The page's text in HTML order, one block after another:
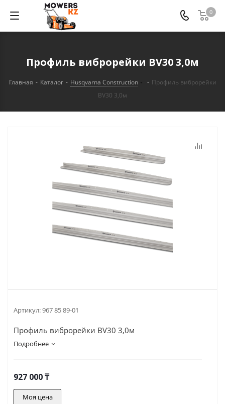
0
Профиль виброрейки BV30 3,0м
Главная - Каталог - Husqvarna Construction - Профиль виброрейки
BV30 3,0м
Артикул:967 85 89-01
Профиль виброрейки BV30 3,0м
Подробнее
927 000₸
Моя цена